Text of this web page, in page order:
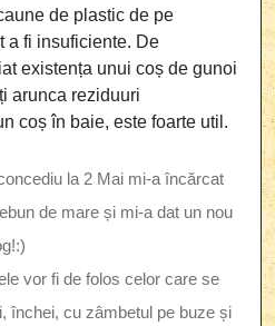
de plastic de pe
a fi insuficiente. De
existența unui coș de gunoi
arunca reziduuri
coș în baie, este foarte util.
la 2 Mai mi-a încărcat
de mare și mi-a dat un nou
vor fi de folos celor care se
închei, cu zâmbetul pe buze și